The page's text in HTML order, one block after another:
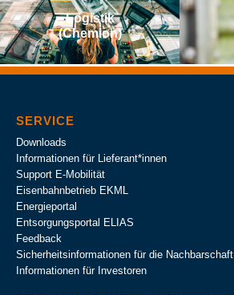
Logistik
(Chemion)
SERVICE
Downloads
Informationen für Lieferant*innen
Support E-Mobilität
Eisenbahnbetrieb EKML
Energieportal
Entsorgungsportal ELIAS
Feedback
Sicherheitsinformationen für die Nachbarschaft
Informationen für Investoren